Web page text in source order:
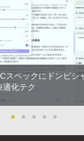
BenQ公式店】BenQ
791 27インチ アイケ
HDMI/DP/ブルーラ
フリッカーフリー/テ
ニター
16,621
クトロニクス LG
ックンの森のお金塾
[ パトリック・ハーラ
￥3,300
シャオミ
イヤホン Bluetooth
グ ANC 36時間再生
My Road (Stadium
炭酸水 ラベ
酸水 ペットボトル
Basic)
PIECE モノクロ版
DIGITAL)
スペックにドンピシ
適化テク
● ● ● ● ●